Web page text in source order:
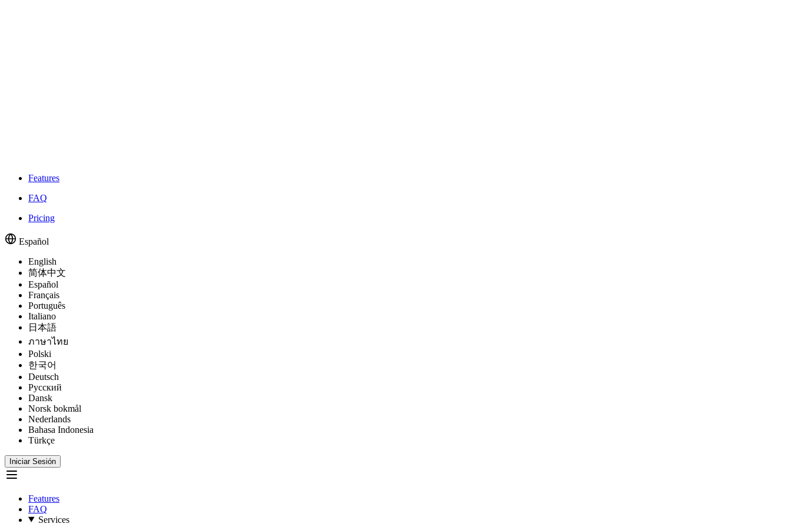
Features
FAQ
Pricing
Español
English
简体中文
Español
Français
Português
Italiano
日本語
ภาษาไทย
Polski
한국어
Deutsch
Русский
Dansk
Norsk bokmål
Nederlands
Bahasa Indonesia
Türkçe
Iniciar Sesión
Features
FAQ
Services